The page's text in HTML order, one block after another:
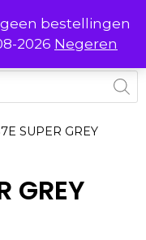
bestellingen
2026 Negeren
MENU
SUPER GREY
GREY